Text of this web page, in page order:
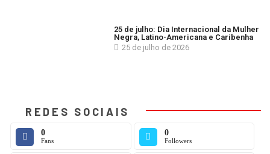
25 de julho: Dia Internacional da Mulher
Negra, Latino-Americana e Caribenha
25 de julho de 2026
REDES SOCIAIS
0
Fans
0
Followers